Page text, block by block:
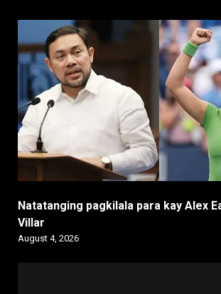
Natatanging pagkilala para kay Alex
Villar
August 4, 2026